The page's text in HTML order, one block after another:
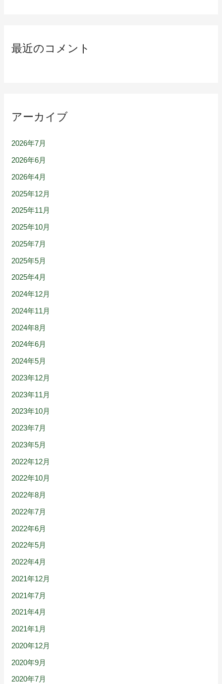
最近のコメント
アーカイブ
2026年7月
2026年6月
2026年4月
2025年12月
2025年11月
2025年10月
2025年7月
2025年5月
2025年4月
2024年12月
2024年11月
2024年8月
2024年6月
2024年5月
2023年12月
2023年11月
2023年10月
2023年7月
2023年5月
2022年12月
2022年10月
2022年8月
2022年7月
2022年6月
2022年5月
2022年4月
2021年12月
2021年7月
2021年4月
2021年1月
2020年12月
2020年9月
2020年7月